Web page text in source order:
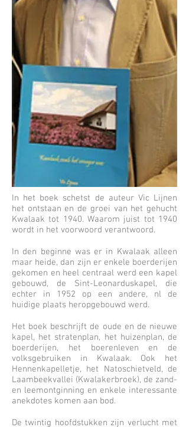
In het boek schetst de auteur Vic Lijnen
het ontstaan en de groei van het gehucht
Kwalaak tot 1940. Waarom juist tot 1940
wordt in het voorwoord verantwoord.
In den beginne was er in Kwalaak alleen
maar heide, dan zijn er enkele boerderijen
gekomen en heel centraal werd een kapel
gebouwd, de Sint-Leonarduskapel, die
echter in 1952 op een andere, nl de
huidige plaats heropgebouwd werd.
Het boek beschrijft de oude en de nieuwe
kapel, het stratenplan, het huizenplan, de
boerderijen, het boerenleven en de
volksgebruiken in Kwalaak. Ook het
Hennenkapelletje, het Natoschietveld, de
Laambeekvallei (Kwalakerbroek), de zand-
en leemontginning en enkele interessante
anekdotes komen aan bod.
De twintig hoofdstukken zijn verlucht met